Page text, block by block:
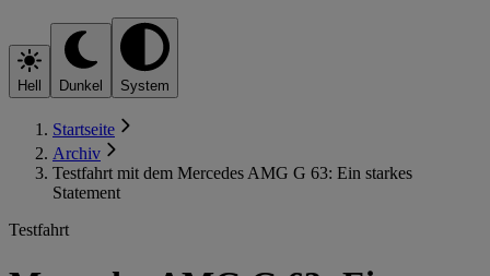
Hell Dunkel System
Startseite
Archiv
Testfahrt mit dem Mercedes AMG G 63: Ein starkes
Statement
Testfahrt